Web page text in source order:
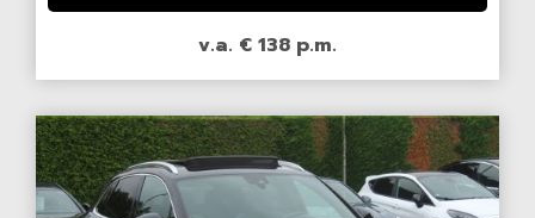
v.a. € 138 p.m.